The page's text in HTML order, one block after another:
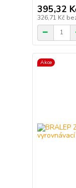
395,32
326,71 Kč
Akce